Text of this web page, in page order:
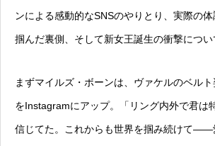
ンによる感動的なSNSのやりとり、実際の
掴んだ裏側、そして新女王誕生の衝撃につい
まずマイルズ・ボーンは、ヴァケルのベル
をInstagramにアップ。「リング内外で君は
信じてた。これからも世界を掴み続けて――